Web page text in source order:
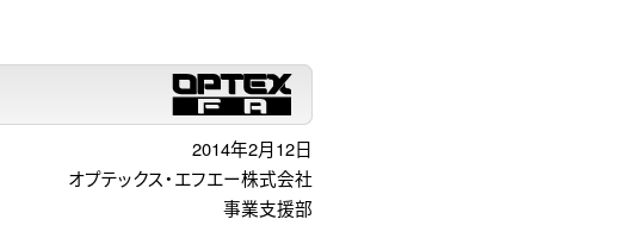
2014年2月12日
オプテックス・エフエー株式会社
事業支援部